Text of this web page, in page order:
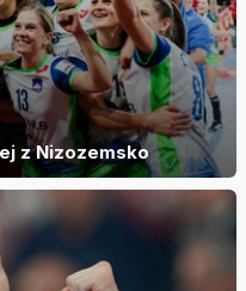
z Nizozemsko